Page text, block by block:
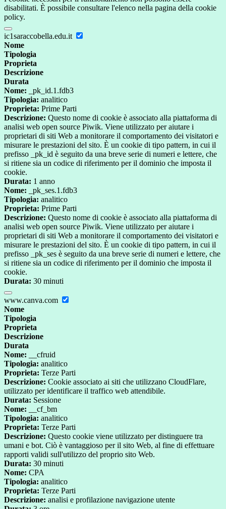
disabilitati. È possibile consultare l'elenco nella pagina della cookie
policy.
ic1saraccobella.edu.it
Nome
Tipologia
Proprieta
Descrizione
Durata
Nome: _pk_id.1.fdb3
Tipologia: analitico
Proprieta: Prime Parti
Descrizione: Questo nome di cookie è associato alla piattaforma di
analisi web open source Piwik. Viene utilizzato per aiutare i
proprietari di siti Web a monitorare il comportamento dei visitatori e
misurare le prestazioni del sito. È un cookie di tipo pattern, in cui il
prefisso _pk_id è seguito da una breve serie di numeri e lettere, che
si ritiene sia un codice di riferimento per il dominio che imposta il
cookie.
Durata: 1 anno
Nome: _pk_ses.1.fdb3
Tipologia: analitico
Proprieta: Prime Parti
Descrizione: Questo nome di cookie è associato alla piattaforma di
analisi web open source Piwik. Viene utilizzato per aiutare i
proprietari di siti Web a monitorare il comportamento dei visitatori e
misurare le prestazioni del sito. È un cookie di tipo pattern, in cui il
prefisso _pk_ses è seguito da una breve serie di numeri e lettere, che
si ritiene sia un codice di riferimento per il dominio che imposta il
cookie.
Durata: 30 minuti
www.canva.com
Nome
Tipologia
Proprieta
Descrizione
Durata
Nome: __cfruid
Tipologia: analitico
Proprieta: Terze Parti
Descrizione: Cookie associato ai siti che utilizzano CloudFlare,
utilizzato per identificare il traffico web attendibile.
Durata: Sessione
Nome: __cf_bm
Tipologia: analitico
Proprieta: Terze Parti
Descrizione: Questo cookie viene utilizzato per distinguere tra
umani e bot. Ciò è vantaggioso per il sito Web, al fine di effettuare
rapporti validi sull'utilizzo del proprio sito Web.
Durata: 30 minuti
Nome: CPA
Tipologia: analitico
Proprieta: Terze Parti
Descrizione: analisi e profilazione navigazione utente